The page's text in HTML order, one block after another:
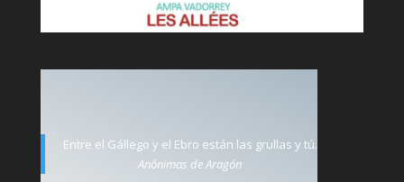
Entre el Gállego y el Ebro están las grullas y tú.
Anónimas de Aragón